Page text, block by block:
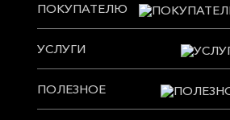
ПОКУПАТЕЛЮ
УСЛУГИ
ПОЛЕЗНОЕ